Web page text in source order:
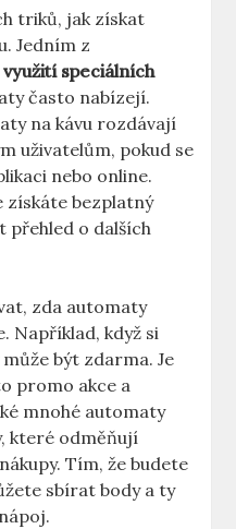
triků, jak získat
Jedním z
využití speciálních
často nabízejí.
na kávu rozdávají
uživatelům, pokud se
nebo online.
získáte bezplatný
přehled o dalších
zda automaty
Například, když si
být zdarma. Je
promo akce a
mnohé automaty
které odměňují
Tím, že budete
sbírat body a ty